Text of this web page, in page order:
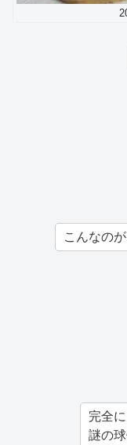
こんなの
完全
謎の